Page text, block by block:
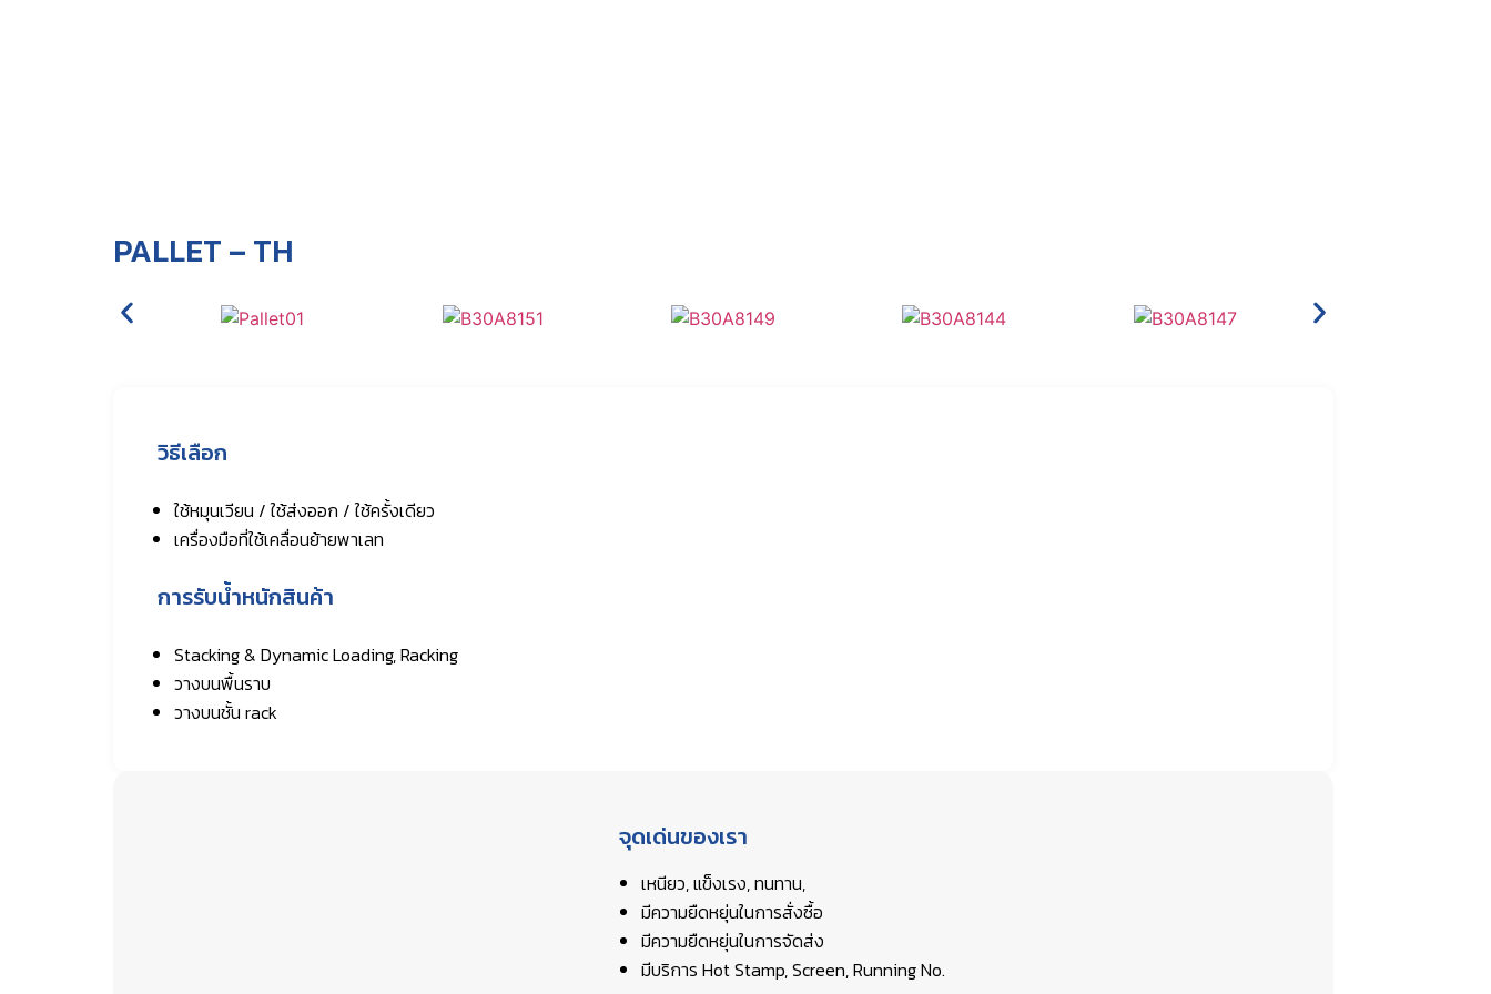
PALLET – TH
วิธีเลือก
ใช้หมุนเวียน / ใช้ส่งออก / ใช้ครั้งเดียว
เครื่องมือที่ใช้เคลื่อนย้ายพาเลท
การรับน้ำหนักสินค้า
Stacking & Dynamic Loading, Racking
วางบนพื้นราบ
วางบนชั้น rack
จุดเด่นของเรา
เหนียว, แข็งเรง, ทนทาน,
มีความยืดหยุ่นในการสั่งซื้อ
มีความยืดหยุ่นในการจัดส่ง
มีบริการ Hot Stamp, Screen, Running No.